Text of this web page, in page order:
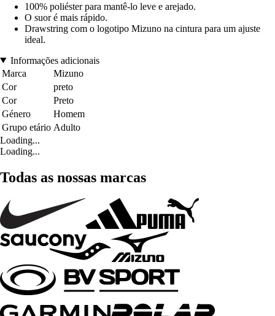
100% poliéster para mantê-lo leve e arejado.
O suor é mais rápido.
Drawstring com o logotipo Mizuno na cintura para um ajuste
ideal.
Informações adicionais
Marca
Mizuno
Cor
preto
Cor
Preto
Género
Homem
Grupo etário Adulto
Loading...
Loading...
Todas as nossas marcas